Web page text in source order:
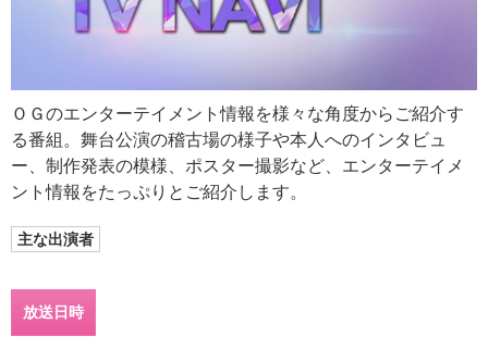
ＯＧのエンターテイメント情報を様々な角度からご紹介す
る番組。舞台公演の稽古場の様子や本人へのインタビュ
ー、制作発表の模様、ポスター撮影など、エンターテイメ
ント情報をたっぷりとご紹介します。
主な出演者
放送日時